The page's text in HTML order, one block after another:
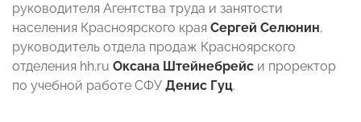
руководителя Агентства труда и занятости
населения Красноярского края Сергей Селюнин,
руководитель отдела продаж Красноярского
отделения hh.ru Оксана Штейнебрейс и проректор
по учебной работе СФУ Денис Гуц.